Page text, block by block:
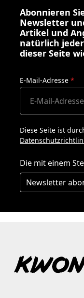
Abonnieren
Newsletter
Artikel und
natürlich
dieser Seite
E-Mail-Adresse *
Diese Seite ist
Die mit einem
Newsletter